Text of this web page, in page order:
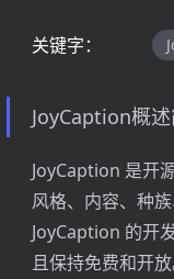
关键字：
JoyCaption概
JoyCaption 是开
风格、内容、种
JoyCaption 的开
且保持免费和开